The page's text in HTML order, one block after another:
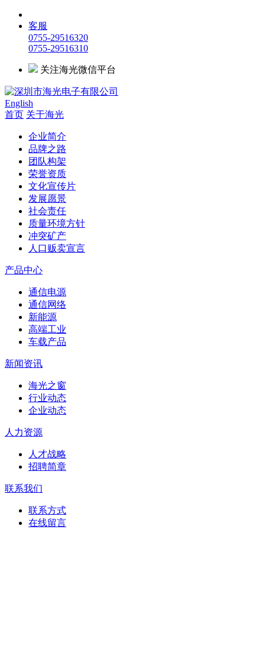
客服
0755-29516320
0755-29516310
关注海光微信平台
English
首页 关于海光
企业简介
品牌之路
团队构架
荣誉资质
文化宣传片
发展愿景
社会责任
质量环境方针
冲突矿产
人口贩卖宣言
产品中心
通信电源
通信网络
新能源
高端工业
车载产品
新闻资讯
海光之窗
行业动态
企业动态
人力资源
人才战略
招聘简章
联系我们
联系方式
在线留言